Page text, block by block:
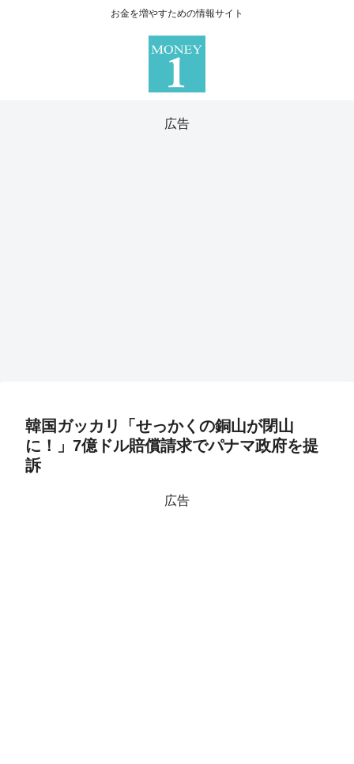
お金を増やすための情報サイト
広告
韓国ガッカリ「せっかくの銅山が閉山
に！」7億ドル賠償請求でパナマ政府を提
訴
広告